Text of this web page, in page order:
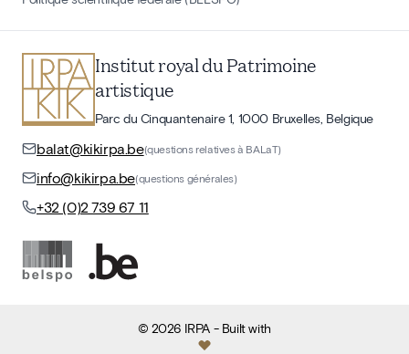
Institut royal du Patrimoine
artistique
Parc du Cinquantenaire 1, 1000 Bruxelles, Belgique
balat@kikirpa.be(questions relatives à BALaT)
info@kikirpa.be(questions générales)
+32 (0)2 739 67 11
©2026 IRPA- Built with